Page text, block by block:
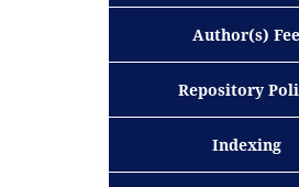
Author(s) Fee
Repository
Indexing